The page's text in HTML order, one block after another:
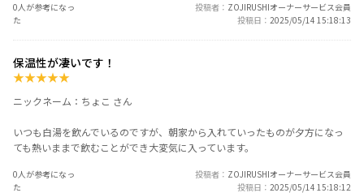
0人が参考になっ
た
投稿者
ZOJIRUSHIオーナーサービス会員
投稿日
2025/05/14 15:18:13
保温性が凄いです！
★★★★★
ニックネーム：ちょこ さん
いつも白湯を飲んでいるのですが、朝家から入れていったものが夕方になっ
ても熱いままで飲むことができ大変気に入っています。
0人が参考になっ
た
投稿者
ZOJIRUSHIオーナーサービス会員
投稿日
2025/05/14 15:18:12